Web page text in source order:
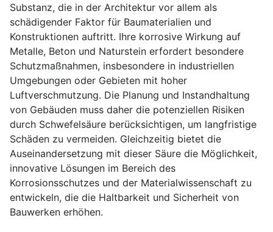
Substanz, die in der Architektur vor allem als
schädigender Faktor für Baumaterialien und
Konstruktionen auftritt. Ihre korrosive Wirkung auf
Metalle, Beton und Naturstein erfordert besondere
Schutzmaßnahmen, insbesondere in industriellen
Umgebungen oder Gebieten mit hoher
Luftverschmutzung. Die Planung und Instandhaltung
von Gebäuden muss daher die potenziellen Risiken
durch Schwefelsäure berücksichtigen, um langfristige
Schäden zu vermeiden. Gleichzeitig bietet die
Auseinandersetzung mit dieser Säure die Möglichkeit,
innovative Lösungen im Bereich des
Korrosionsschutzes und der Materialwissenschaft zu
entwickeln, die die Haltbarkeit und Sicherheit von
Bauwerken erhöhen.